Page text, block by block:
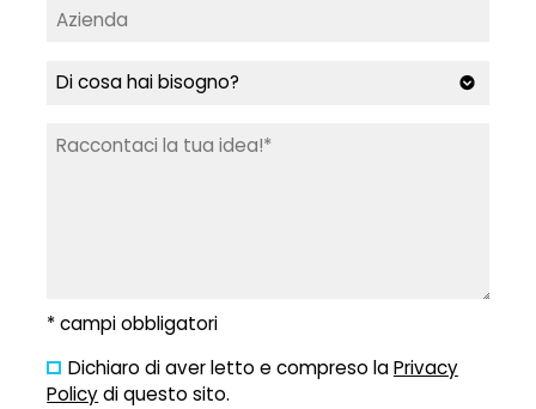
* campi obbligatori
Dichiaro di aver letto e compreso laPrivacy
Policydi questo sito.